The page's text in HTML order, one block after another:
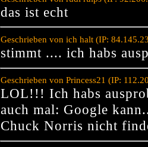
das ist echt
Geschrieben von ich halt (IP:
stimmt .... ich habs
Geschrieben von Princess21 (IP:
LOL!!! Ich habs
auch mal: Google
Chuck Norris nicht